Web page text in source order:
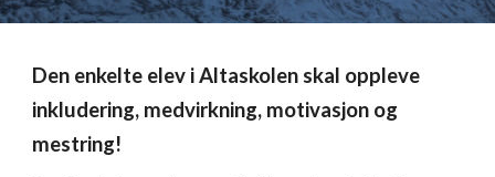
Den enkelte elev i Altaskolen skal oppleve
inkludering, medvirkning, motivasjon og
mestring!